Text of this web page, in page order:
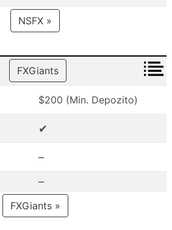
NSFX »
FXGiants
$200 (Min. Depozito)
✔
–
–
FXGiants »